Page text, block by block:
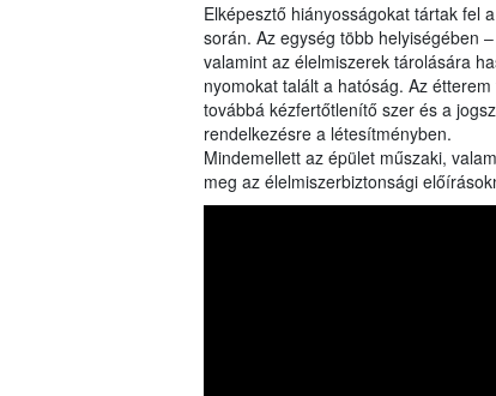
Elképesztő hiányosságokat tártak fel
során. Az egység több helyiségében
valamint az élelmiszerek tárolására
nyomokat talált a hatóság. Az
továbbá kézfertőtlenítő szer és a
rendelkezésre a létesítményben.
Mindemellett az épület műszaki,
meg az élelmiszerbiztonsági